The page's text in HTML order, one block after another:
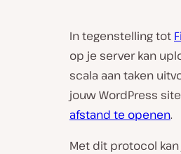
In tegenstelling tot
op je server kan
scala aan taken
jouw WordPress
afstand te openen.
Met dit protocol